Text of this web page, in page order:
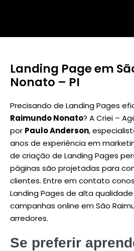
Landing Page em
Nonato – PI
Precisando de Landing Pages
Raimundo Nonato? A Criei –
por Paulo Anderson,
anos de experiência em
de criação de Landing Pages
páginas são projetadas para
clientes. Entre em contato
Landing Pages de alta
campanhas online em São
arredores.
Se preferir